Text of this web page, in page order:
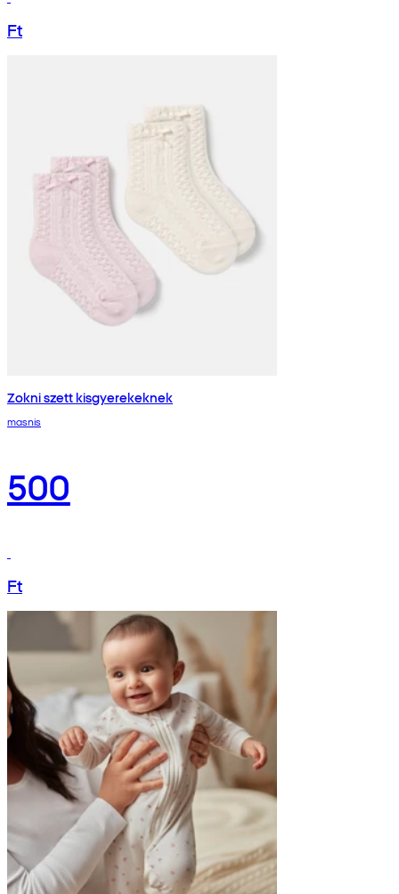
Ft
Zokni szett kisgyerekeknek
masnis
500
Ft